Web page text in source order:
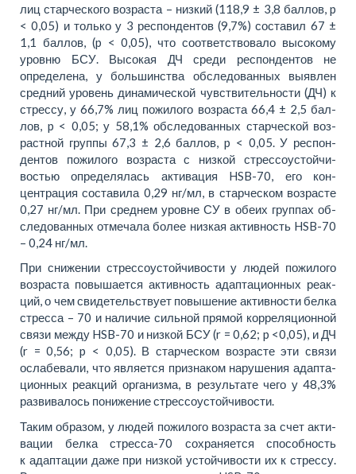
лиц стар­че­ско­го воз­рас­та – низкий (118,9 ± 3,8 бал­лов, p
< 0,05) и только у 3 ре­спон­дентов (9,7%) составил 67 ±
1,1 бал­лов, (p < 0,05), что соот­ветствовало высокому
уров­ню БСУ. Высокая ДЧ среди ре­спон­дентов не
определена, у большинства об­сле­до­ван­ных выявлен
сред­ний уро­вень ди­на­ми­че­ской чув­стви­тель­но­сти (ДЧ) к
стрес­су, у 66,7% лиц по­жило­го воз­рас­та 66,4 ± 2,5 бал­
лов, p < 0,05; у 58,1% об­сле­до­ван­ных старческой воз­
растной груп­пы 67,3 ± 2,6 бал­лов, p < 0,05. У ре­спон­
дентов по­жило­го воз­рас­та с низ­кой стрес­со­устой­чи­
востью определялась активация HSB-70, его кон­
центрация составила 0,29 нг/мл, в стар­че­ском воз­расте
0,27 нг/мл. При среднем уров­не СУ в обеих группах об­
сле­до­ван­ных отмечала бо­лее низкая ак­тив­ность HSB-70
– 0,24 нг/мл.
При сни­же­нии стрес­со­устой­чи­во­сти у лю­дей по­жило­го
воз­рас­та по­вы­ша­ет­ся ак­тив­ность адап­та­ци­он­ных ре­ак­
ций, о чем сви­де­тель­ству­ет по­вы­ше­ние ак­тив­но­сти бел­ка
стрес­са – 70 и на­личие силь­ной пря­мой кор­ре­ля­ци­он­ной
свя­зи меж­ду HSB-70 и низ­кой БСУ (r = 0,62; p <0,05), и ДЧ
(r = 0,56; p < 0,05). В стар­че­ском воз­расте эти свя­зи
ослабевали, что яв­ляет­ся признаком нарушения адап­та­
ци­он­ных ре­ак­ций ор­га­низ­ма, в ре­зульта­те чего у 48,3%
развивалось понижение стрес­со­устой­чи­во­сти.
Та­ким об­разом, у лю­дей по­жило­го воз­рас­та за счет ак­ти­
ва­ции бел­ка стрес­са-70 сохра­ня­ет­ся способ­ность
к адап­та­ции да­же при низ­кой устой­чи­во­сти их к стрес­су.